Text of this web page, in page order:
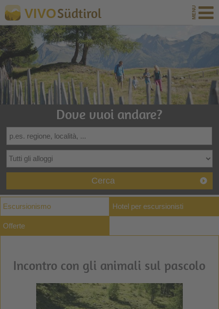
VIVOSüdtirol
Dove vuoi andare?
Cerca
Escursionismo Hotel per escursionisti
Offerte
Incontro con gli animali sul pascolo